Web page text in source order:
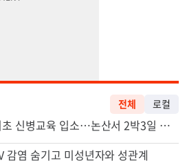
전체 로컬
천하람, 현역 의원 최초 신병교육 입소…논산서 2박3일 생활
감염 숨기고 미성년자와 성관계